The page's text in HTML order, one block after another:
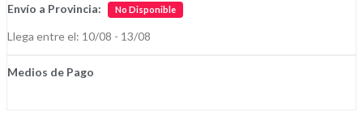
Envío a Provincia: No Disponible
Llega entre el: 10/08 - 13/08
Medios de Pago